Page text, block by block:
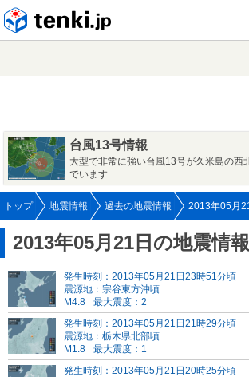
台風13号情報
大型で非常に強い台風13号が久米島の西
でいます
トップ 地震情報 過去の地震情報 2013年05月
2013年05月21日の地震情報
発生時刻：2013年05月21日23時51分頃
震源地：宗谷東方沖頃
M4.8
最大震度：2
発生時刻：2013年05月21日21時29分頃
震源地：栃木県北部頃
M1.8
最大震度：1
発生時刻：2013年05月21日20時25分頃